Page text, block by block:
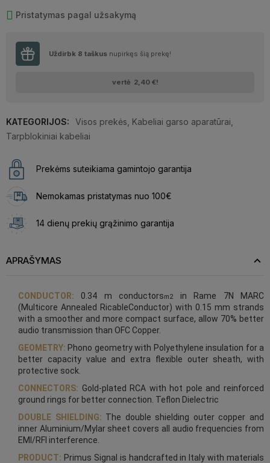
Pristatymas pagal užsakymą
Uždirbk 8 taškus nupirkęs šią prekę!
vertė 2,40 €!
KATEGORIJOS: Visos prekės Kabeliai garso aparatūrai
Tarpblokiniai kabeliai
Prekėms suteikiama gamintojo garantija
Nemokamas pristatymas nuo 100€
14 dienų prekių grąžinimo garantija
APRAŠYMAS
CONDUCTOR: 0.34 m conductorsm2 in Rame 7N MARC
(Multicore Annealed RicableConductor) with 0.15 mm strands
with a smoother and more compact surface, allow 70% better
audio transmission than OFC Copper.
GEOMETRY: Phono geometry with Polyethylene insulation for a
better capacity value and extra flexible outer sheath, with
protective sock.
CONNECTORS: Gold-plated RCA with hot pole and reinforced
ground rings for better connection. Teflon Dielectric
DOUBLE SHIELDING: The double shielding outer copper and
inner Aluminium/Mylar sheet covers all audio frequencies from
EMI/RFI interference.
PRODUCT: Primus Signal is handcrafted in Italy with materials